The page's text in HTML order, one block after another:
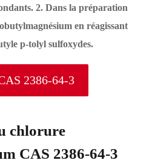
2. Dans la préparation
en réagissant
p-tolyl sulfoxydes.
2386-64-3
chlorure
CAS 2386-64-3